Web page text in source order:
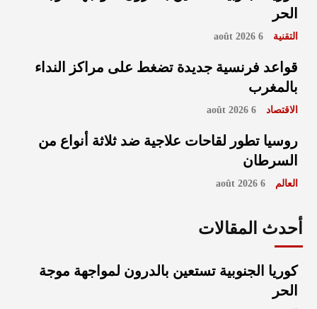
الحر
التقنية 6 août 2026
قواعد فرنسية جديدة تضغط على مراكز النداء
بالمغرب
الاقتصاد 6 août 2026
روسيا تطور لقاحات علاجية ضد ثلاثة أنواع من
السرطان
العالم 6 août 2026
أحدث المقالات
كوريا الجنوبية تستعين بالدرون لمواجهة موجة
الحر